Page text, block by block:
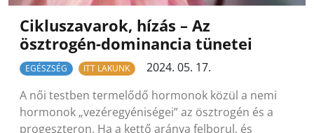
Cikluszavarok, hízás – Az
ösztrogén-dominancia tünetei
EGÉSZSÉG ITT LAKUNK
2024. 05. 17.
A női testben termelődő hormonok közül a nemi
hormonok „vezéregyéniségei” az ösztrogén és a
progeszteron. Ha a kettő aránya felborul, és